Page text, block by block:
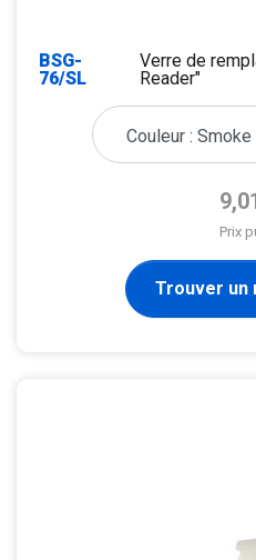
BSG-
76/SL
Verre de
Reader"
Prix
Prix
Trouver un